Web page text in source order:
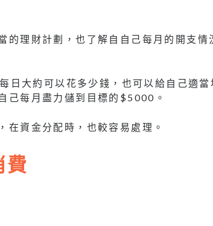
的理財計劃，也了解自自己每月的開支情
日大約可以花多少錢，也可以給自己適當
己每月盡力儲到目標的$5000。
在資金分配時，也較容易處理。
費